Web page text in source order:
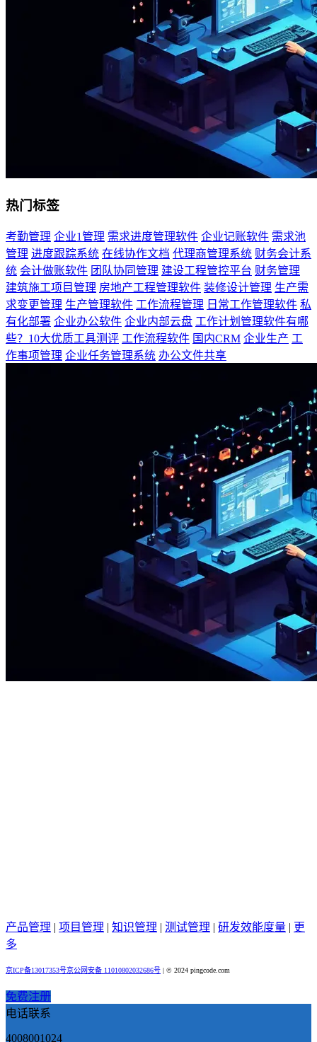
热门标签
考勤管理 企业1管理 需求进度管理软件 企业记账软件 需求池
管理 进度跟踪系统 在线协作文档 代理商管理系统 财务会计系
统 会计做账软件 团队协同管理 建设工程管控平台 财务管理
建筑施工项目管理 房地产工程管理软件 装修设计管理 生产需
求变更管理 生产管理软件 工作流程管理 日常工作管理软件 私
有化部署 企业办公软件 企业内部云盘 工作计划管理软件有哪
些？10大优质工具测评 工作流程软件 国内CRM 企业生产 工
作事项管理 企业任务管理系统 办公文件共享
产品管理 | 项目管理 | 知识管理 | 测试管理 | 研发效能度量 | 更
多
京ICP备13017353号京公网安备 11010802032686号 | © 2024 pingcode.com
免费注册
电话联系
4008001024